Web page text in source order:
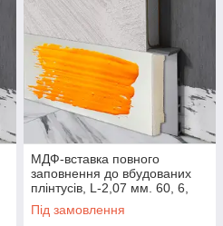
МДФ-вставка повного
заповнення до вбудованих
плінтусів, L-2,07 мм. 60, 6,
Ґрунтовка
Під замовлення